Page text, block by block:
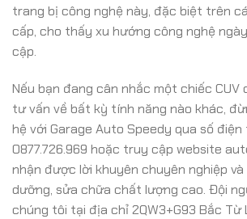
trang bị công nghệ này, đặc biệt trên
cấp, cho thấy xu hướng công nghệ
cập.
Nếu bạn đang cân nhắc một chiếc CUV
tư vấn về bất kỳ tính năng nào khác,
hệ với Garage Auto Speedy qua số điện
0877.726.969 hoặc truy cập website
nhận được lời khuyên chuyên nghiệp
dưỡng, sửa chữa chất lượng cao. Đội
chúng tôi tại địa chỉ 2QW3+G93 Bắc Từ